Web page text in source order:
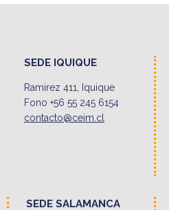
SEDE IQUIQUE
Ramirez 411, Iquique
Fono +56 55 245 6154
contacto@ceim.cl
SEDE SALAMANCA